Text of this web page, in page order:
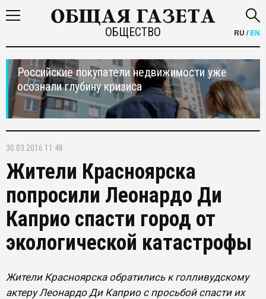
ОБЩЕСТВО RU /EN
Российские покупатели недвижимости уже
осознали глубину кризиса
30.03.2016 11:48
Жители Красноярска
попросили Леонардо Ди
Каприо спасти город от
экологической катастрофы
Жители Красноярска обратились к голливудскому
актеру Леонардо Ди Каприо с просьбой спасти их